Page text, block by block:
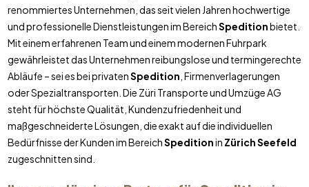
renommiertes Unternehmen, das seit vielen Jahren hochwertige
und professionelle Dienstleistungen im BereichSpeditionbietet.
Mit einem erfahrenen Team und einem modernen Fuhrpark
gewährleistet das Unternehmen reibungslose und termingerechte
Abläufe – sei es bei privatenSpedition , Firmenverlagerungen
oder Spezialtransporten. Die Züri Transporte und Umzüge AG
steht für höchste Qualität, Kundenzufriedenheit und
maßgeschneiderte Lösungen, die exakt auf die individuellen
Bedürfnisse der Kunden im BereichSpeditionin Zürich Seefeld
zugeschnitten sind.